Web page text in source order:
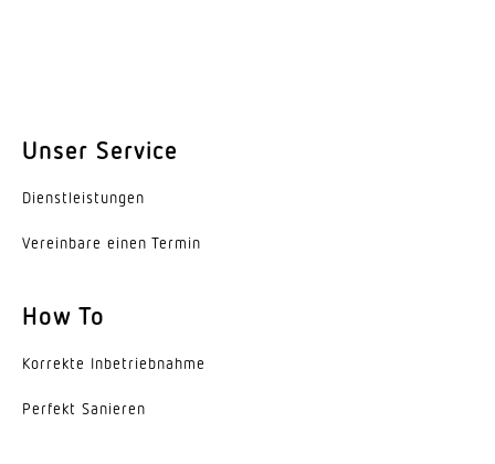
70000 h
Schutzart
Schutzklasse
Umgebungstemperatur
Unser Service
Dienst­leis­tungen
Vereinbare einen Termin
How To
Korrekte Inbe­trieb­nahme
Perfekt Sanieren